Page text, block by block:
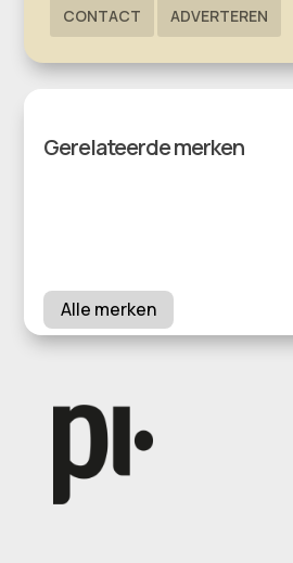
CONTACT ADVERTEREN
Gerelateerde merken
Alle merken